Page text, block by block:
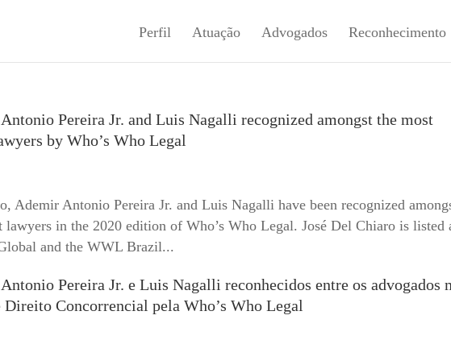
Perfil Atuação Advogados Reconhecimento
Pereira Jr. and Luis Nagalli recognized amongst the most
by Who’s Who Legal
Ademir Antonio Pereira Jr. and Luis Nagalli have been recognized
lawyers in the 2020 edition of Who’s Who Legal. José Del Chiaro is listed
and the WWL Brazil...
Pereira Jr. e Luis Nagalli reconhecidos entre os advogados
Direito Concorrencial pela Who’s Who Legal